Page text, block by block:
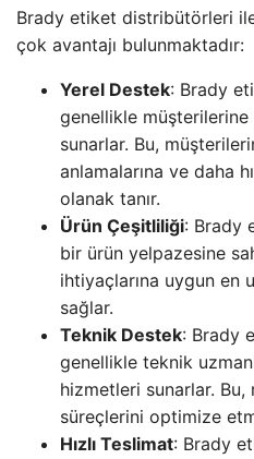
Brady etiket distribütörleri
çok avantajı bulunmaktadır:
Yerel Destek: Brady
genellikle
sunarlar. Bu,
anlamalarına ve daha
olanak tanır.
Ürün Çeşitliliği: Brady
bir ürün yelpazesine
ihtiyaçlarına uygun en
sağlar.
Teknik Destek: Brady
genellikle teknik
hizmetleri sunarlar.
süreçlerini optimize
Hızlı Teslimat: Brady